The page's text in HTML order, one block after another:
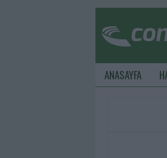
ANASAYFA